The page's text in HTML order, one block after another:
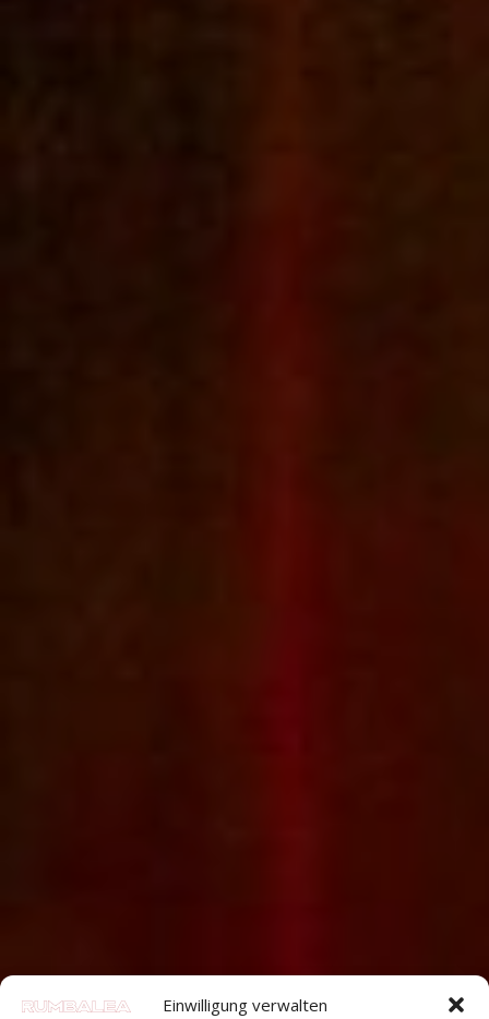
Einwilligung verwalten